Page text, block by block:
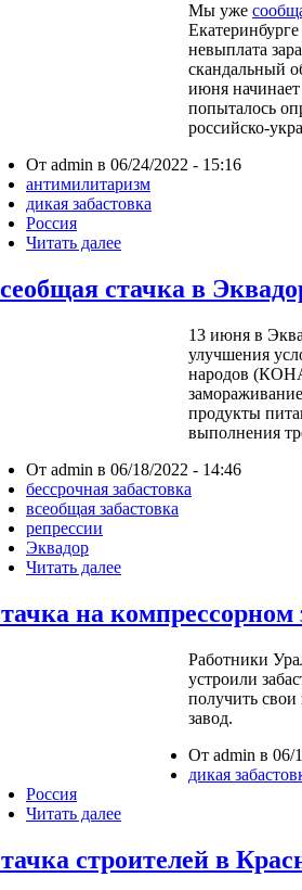
Мы уже
невыплата
скандальный
июня
попыталось
российско-
От admin в 06/24/2022 - 15:16
антимилитаризм
дикая забастовка
Россия
Читать далее
стачка в
13 июня в
улучшения
народов
продукты
выполнения
От admin в 06/18/2022 - 14:46
бессрочная забастовка
всеобщая забастовка
репрессии
Эквадор
Читать далее
на компрессорном
Работники
устроили
получить свои
завод.
От admin в 06/
дикая
Россия
Читать далее
строителей в